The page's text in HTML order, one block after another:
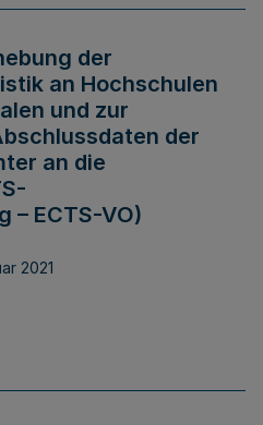
der
an Hochschulen
und zur
der
an die
– ECTS-VO)
2021